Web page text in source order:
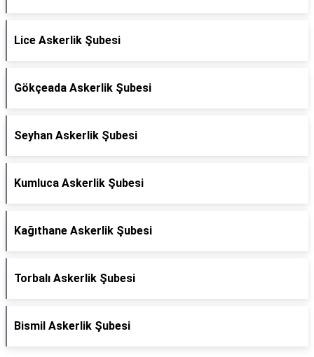
Lice Askerlik Şubesi
Gökçeada Askerlik Şubesi
Seyhan Askerlik Şubesi
Kumluca Askerlik Şubesi
Kağıthane Askerlik Şubesi
Torbalı Askerlik Şubesi
Bismil Askerlik Şubesi